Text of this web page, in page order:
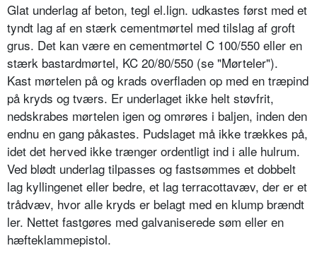
Glat underlag af beton, tegl el.lign. udkastes først med et
tyndt lag af en stærk cementmørtel med tilslag af groft
grus. Det kan være en cementmørtel C 100/550 eller en
stærk bastardmørtel, KC 20/80/550 (se "Mørteler").
Kast mørtelen på og krads overfladen op med en træpind
på kryds og tværs. Er underlaget ikke helt støvfrit,
nedskrabes mørtelen igen og omrøres i baljen, inden den
endnu en gang påkastes. Pudslaget må ikke trækkes på,
idet det herved ikke trænger ordentligt ind i alle hulrum.
Ved blødt underlag tilpasses og fastsømmes et dobbelt
lag kyllingenet eller bedre, et lag terracottavæv, der er et
trådvæv, hvor alle kryds er belagt med en klump brændt
ler. Nettet fastgøres med galvaniserede søm eller en
hæfteklammepistol.